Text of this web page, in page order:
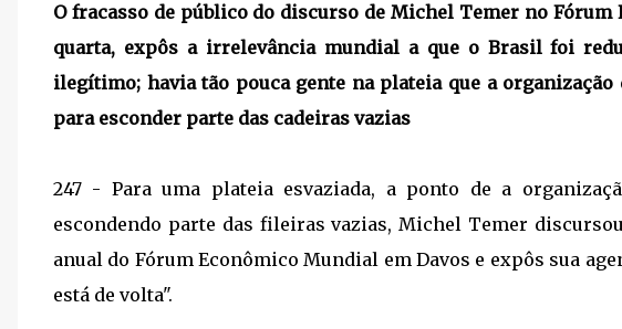
O fracasso de público do discurso de Michel Temer no Fórum
quarta, expôs a irrelevância mundial a que o Brasil foi
ilegítimo; havia tão pouca gente na plateia que a
para esconder parte das cadeiras vazias
247 - Para uma plateia esvaziada, a ponto de a
escondendo parte das fileiras vazias, Michel Temer
anual do Fórum Econômico Mundial em Davos e expôs sua
está de volta".